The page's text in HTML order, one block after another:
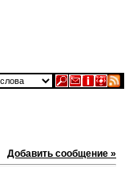
Добавить сообщение »